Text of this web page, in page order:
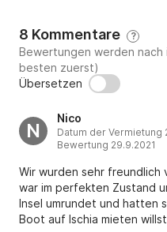
8 Kommentare ?
Bewertungen werden
besten zuerst)
Übersetzen
N
Nico
Datum der Vermietung
Bewertung 29.9.2021
Wir wurden sehr freundlich
war im perfekten Zustand
Insel umrundet und hatten
Boot auf Ischia mieten